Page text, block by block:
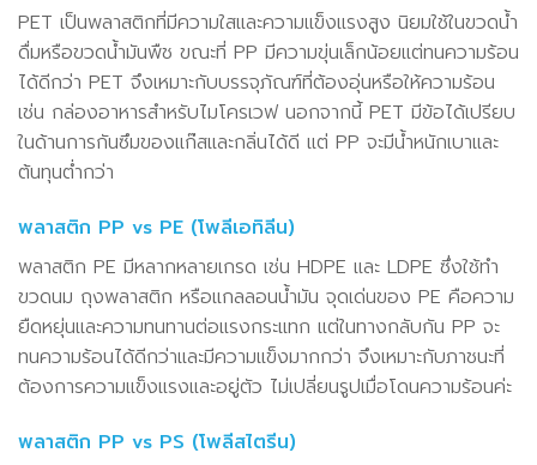
PET เป็นพลาสติกที่มีความใสและความแข็งแรงสูง นิยมใช้ในขวดน้ำ
ดื่มหรือขวดน้ำมันพืช ขณะที่ PP มีความขุ่นเล็กน้อยแต่ทนความร้อน
ได้ดีกว่า PET จึงเหมาะกับบรรจุภัณฑ์ที่ต้องอุ่นหรือให้ความร้อน
เช่น กล่องอาหารสำหรับไมโครเวฟ นอกจากนี้ PET มีข้อได้เปรียบ
ในด้านการกันซึมของแก๊สและกลิ่นได้ดี แต่ PP จะมีน้ำหนักเบาและ
ต้นทุนต่ำกว่า
พลาสติก PP vs PE (โพลีเอทิลีน)
พลาสติก PE มีหลากหลายเกรด เช่น HDPE และ LDPE ซึ่งใช้ทำ
ขวดนม ถุงพลาสติก หรือแกลลอนน้ำมัน จุดเด่นของ PE คือความ
ยืดหยุ่นและความทนทานต่อแรงกระแทก แต่ในทางกลับกัน PP จะ
ทนความร้อนได้ดีกว่าและมีความแข็งมากกว่า จึงเหมาะกับภาชนะที่
ต้องการความแข็งแรงและอยู่ตัว ไม่เปลี่ยนรูปเมื่อโดนความร้อนค่ะ
พลาสติก PP vs PS (โพลีสไตรีน)